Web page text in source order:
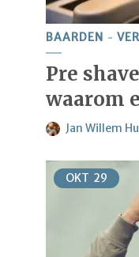
BAARDEN
Pre
waarom
Jan Willem
OKT 29